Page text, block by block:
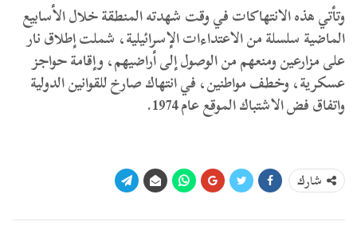
وتأتي هذه الانتهاكات في وقت شهدته المنطقة خلال الأسابيع
الماضية سلسلة من الاعتداءات الإسرائيلية، شملت إطلاق نار
على مزارعين ومنعهم من الوصول إلى أراضيهم، وإقامة حواجز
عسكرية، وخطف مواطنين، في انتهاك صارخ للقوانين الدولية
واتفاق فض الاشتباك الموقع عام 1974.
شارك